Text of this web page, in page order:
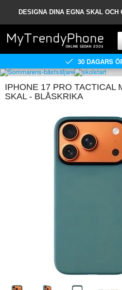
DESIGNA DINA EGNA SKAL OCH
30 DAGARS
IPHONE 17 PRO TACTICAL
SKAL - BLÅSKRIKA